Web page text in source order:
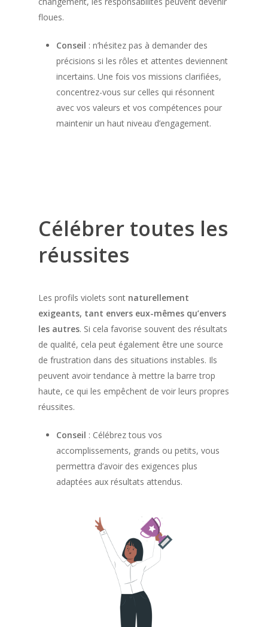
floues.
Conseil : n’hésitez pas à demander des
précisions si les rôles et attentes deviennent
incertains. Une fois vos missions clarifiées,
concentrez-vous sur celles qui résonnent
avec vos valeurs et vos compétences pour
maintenir un haut niveau d’engagement.
Célébrer toutes les
réussites
Les profils violets sont naturellement
exigeants, tant envers eux-mêmes qu’envers
les autres. Si cela favorise souvent des résultats
de qualité, cela peut également être une source
de frustration dans des situations instables. Ils
peuvent avoir tendance à mettre la barre trop
haute, ce qui les empêchent de voir leurs propres
réussites.
Conseil : Célébrez tous vos
accomplissements, grands ou petits, vous
permettra d’avoir des exigences plus
adaptées aux résultats attendus.